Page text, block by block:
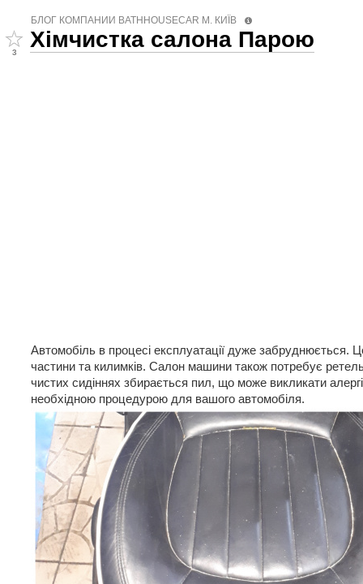
БЛОГ КОМПАНИИ BATHHOUSECAR М. КИЇВ
3
Хімчистка салона Парою
Автомобіль в процесі експлуатації дуже забруднюється.
частини та килимків. Салон машини також потребує
чистих сидіннях збирається пил, що може викликати
необхідною процедурою для вашого автомобіля.